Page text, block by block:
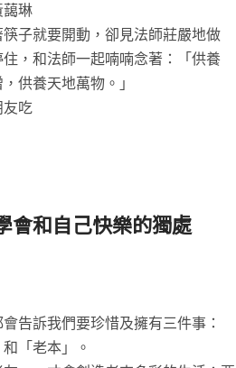
琳
子就要開動，卻見法師莊嚴地做
住，和法師一起喃喃念著：「供養
供養天地萬物。」
友吃
會和自己快樂的獨處
告訴我們要珍惜及擁有三件事：
「老本」。